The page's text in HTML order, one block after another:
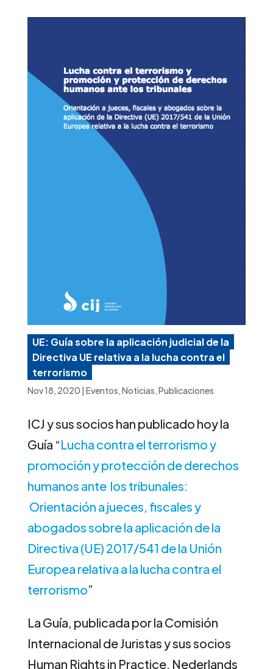
UE: Guía sobre la aplicación judicial de la
Directiva UE relativa a la lucha contra el
terrorismo
Nov 18, 2020 Eventos,Noticias,Publicaciones
ICJ y sus socios han publicado hoy la
Guía “Lucha contra el terrorismo y
promoción y protección de derechos
humanos ante los tribunales:
Orientación a jueces, fiscales y
abogados sobre la aplicación de la
Directiva (UE) 2017/541 de la Unión
Europea relativa a la lucha contra el
terrorismo”
La Guía, publicada por la Comisión
Internacional de Juristas y sus socios
Human Rights in Practice, Nederlands